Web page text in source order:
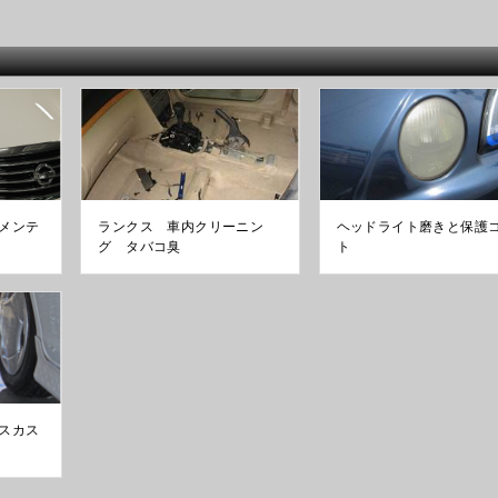
ンテ
ランクス 車内クリーニン
グ タバコ臭
ヘッドライト磨きと保護
ト
カス